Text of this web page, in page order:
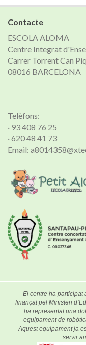
notícies
Contacte
ESCOLA ALOMA
Centre Integrat
Carrer Torrent Can
08016 BARCELONA
Telèfons:
· 93 408 76 25
· 620 48 41 73
Email:
El centre ha participat
finançat pel Ministeri
ha representat una
equipament de
Aquest equipament ja
servir